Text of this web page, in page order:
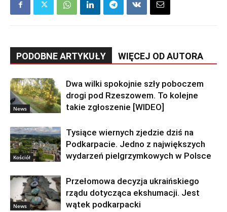
PODOBNE ARTYKUŁY WIĘCEJ OD AUTORA
News
Dwa wilki spokojnie szły poboczem
drogi pod Rzeszowem. To kolejne
takie zgłoszenie [WIDEO]
Kościół
Tysiące wiernych zjedzie dziś na
Podkarpacie. Jedno z największych
wydarzeń pielgrzymkowych w Polsce
News
Przełomowa decyzja ukraińskiego
rządu dotycząca ekshumacji. Jest
wątek podkarpacki